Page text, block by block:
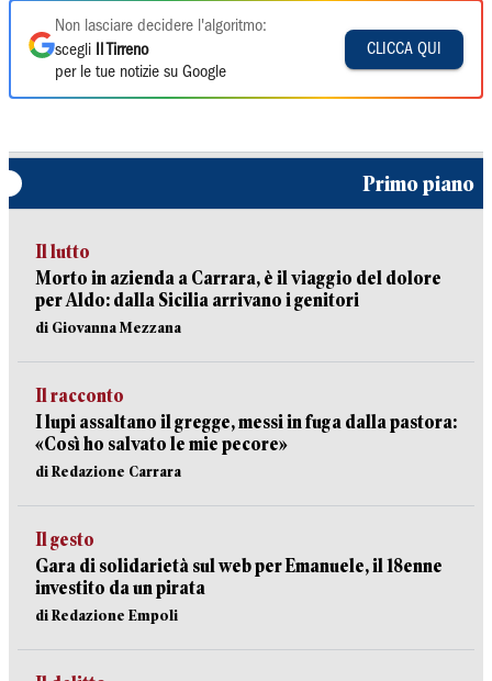
Non lasciare decidere l'algoritmo:
scegli
Il Tirreno
per le tue notizie su Google
CLICCA QUI
Primo piano
Il lutto
Morto in azienda a Carrara, è il viaggio del dolore
per Aldo: dalla Sicilia arrivano i genitori
di Giovanna Mezzana
Il racconto
I lupi assaltano il gregge, messi in fuga dalla pastora:
«Così ho salvato le mie pecore»
di Redazione Carrara
Il gesto
Gara di solidarietà sul web per Emanuele, il 18enne
investito da un pirata
di Redazione Empoli